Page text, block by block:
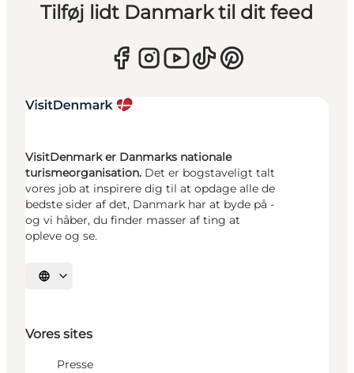
Tilføj lidt Danmark til dit feed
VisitDenmark er Danmarks nationale
turismeorganisation. Det er bogstaveligt talt
vores job at inspirere dig til at opdage alle de
bedste sider af det, Danmark har at byde på -
og vi håber, du finder masser af ting at
opleve og se.
Vælg sprog
Vores sites
Presse